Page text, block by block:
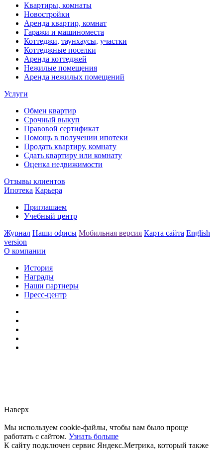
Квартиры, комнаты
Новостройки
Аренда квартир, комнат
Гаражи и машиноместа
Коттеджи, таунхаусы, участки
Коттеджные поселки
Аренда коттеджей
Нежилые помещения
Аренда нежилых помещений
Услуги
Обмен квартир
Срочный выкуп
Правовой сертификат
Помощь в получении ипотеки
Продать квартиру, комнату
Сдать квартиру или комнату
Оценка недвижимости
Отзывы клиентов
Ипотека Карьера
Приглашаем
Учебный центр
Журнал Наши офисы Мобильная версия Карта сайта English
version
О компании
История
Награды
Наши партнеры
Пресс-центр
Наверх
Мы используем cookie-файлы, чтобы вам было проще
работать с сайтом. Узнать больше
К сайту подключен сервис Яндекс.Метрика, который также